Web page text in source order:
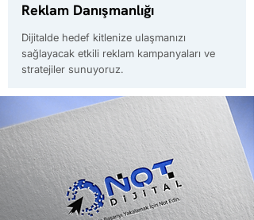
Reklam Danışmanlığı
Dijitalde hedef kitlenize ulaşmanızı
sağlayacak etkili reklam kampanyaları ve
stratejiler sunuyoruz.